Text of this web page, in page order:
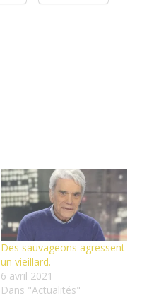
Des sauvageons agressent
un vieillard.
6 avril 2021
Dans "Actualités"